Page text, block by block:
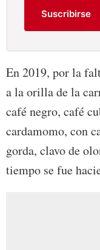
Suscribirse
En 2019, por la
a la orilla de la
café negro, café
cardamomo, con
gorda, clavo de
tiempo se fue